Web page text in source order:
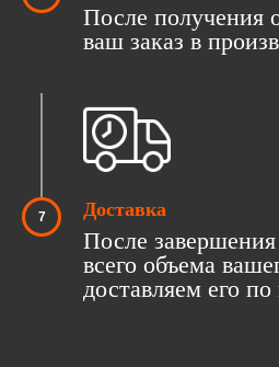
После получения
ваш заказ в
Доставка
После завершения
всего объема
доставляем его